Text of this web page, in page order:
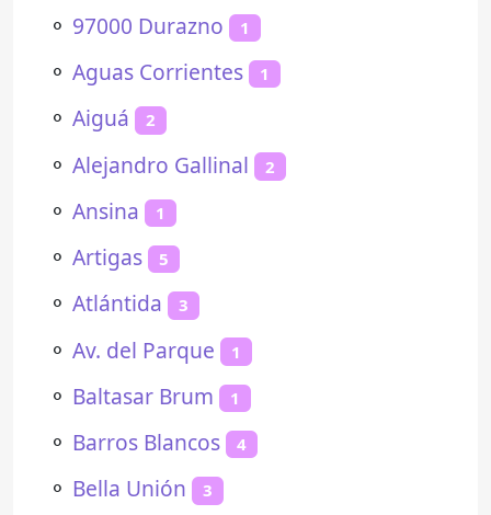
⚬ 97000 Durazno 1
⚬ Aguas Corrientes 1
⚬ Aiguá 2
⚬ Alejandro Gallinal 2
⚬ Ansina 1
⚬ Artigas 5
⚬ Atlántida 3
⚬ Av. del Parque 1
⚬ Baltasar Brum 1
⚬ Barros Blancos 4
⚬ Bella Unión 3